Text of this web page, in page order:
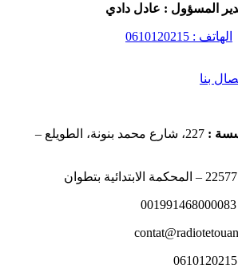
المسؤول : عادل دادي
الهاتف : 0610120215
بنا
: 227، شارع محمد بنونة، الطويلع –
22577 – المحكمة الابتدائية بتطوان
001991468000083